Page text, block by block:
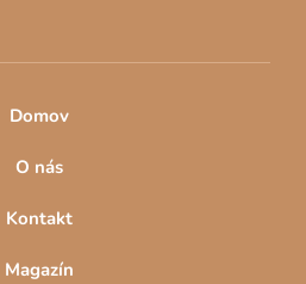
Domov
O nás
Kontakt
Magazín